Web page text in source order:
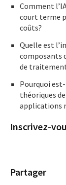
Comment
court terme
coûts?
Quelle est
composants
de
Pourquoi
théoriques
applications
Inscrivez-
Partager